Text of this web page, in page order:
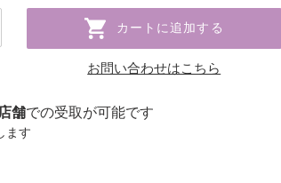
カートに追加する
お問い合わせはこちら
舗での受取が可能です
ます